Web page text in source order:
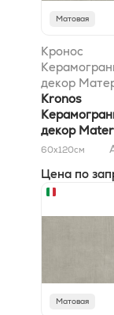
Матовая
Кронос
декор
Чементо
матовый
Kronos
декор
Cemento
60x120см
Цена по
Матовая